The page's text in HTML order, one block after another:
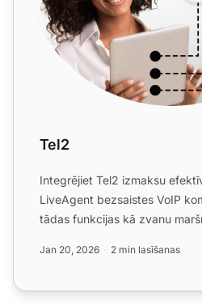
Tel2
Integrējiet Tel2 izmaksu
LiveAgent bezsaistes VoIP
tādas funkcijas kā zvanu
Jan 20, 2026 2 min lasīšanas